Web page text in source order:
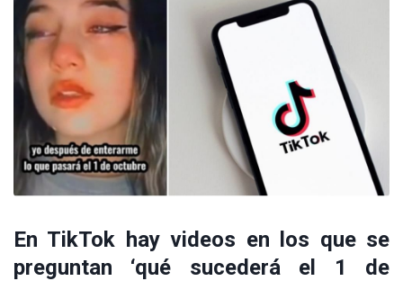
En TikTok hay videos en los que se
preguntan ‘qué sucederá el 1 de